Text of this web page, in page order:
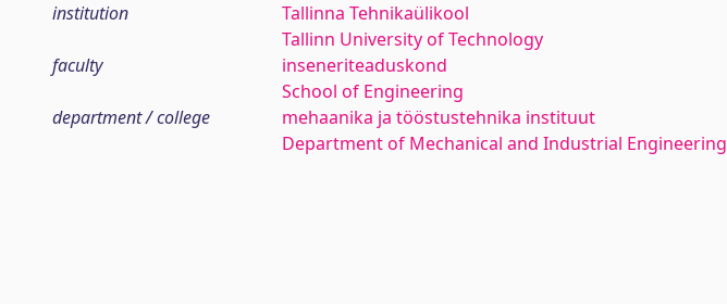
institution
Tallinna Tehnikaülikool
Tallinn University of Technology
faculty
inseneriteaduskond
School of Engineering
department / college
mehaanika ja tööstustehnika instituut
Department of Mechanical and Industrial Engineering